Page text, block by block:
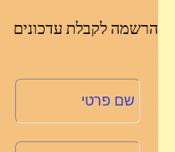
הרשמה לקבלת עדכונים